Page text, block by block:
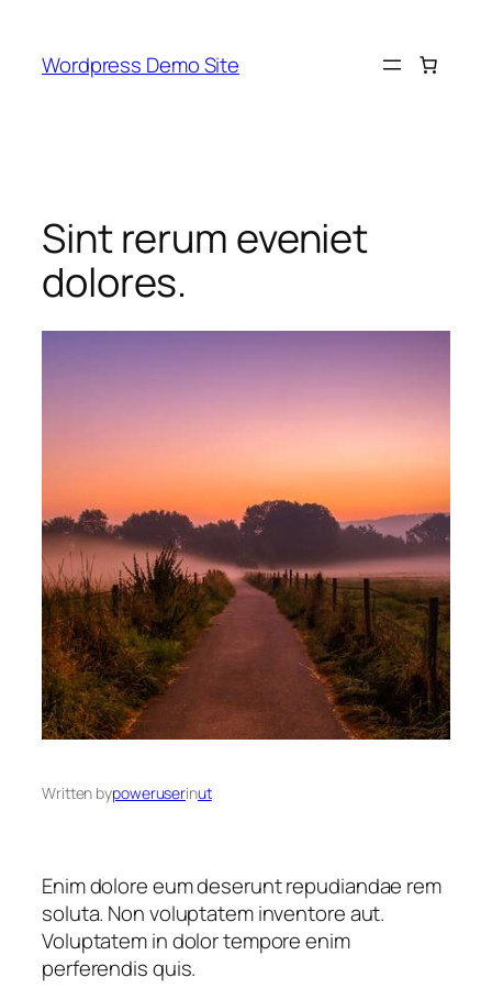
content
Wordpress Demo Site
Sint rerum eveniet
dolores.
Written bypoweruserinut
Enim dolore eum deserunt repudiandae rem
soluta. Non voluptatem inventore aut.
Voluptatem in dolor tempore enim
perferendis quis.